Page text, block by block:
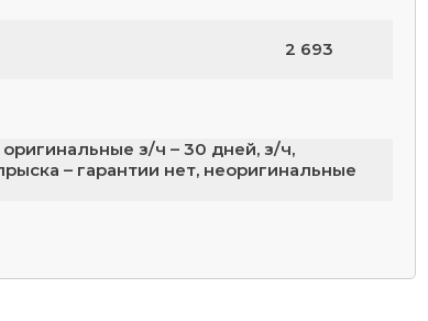
2 693
з/ч – 30 дней, з/ч,
– гарантии нет, неоригинальные